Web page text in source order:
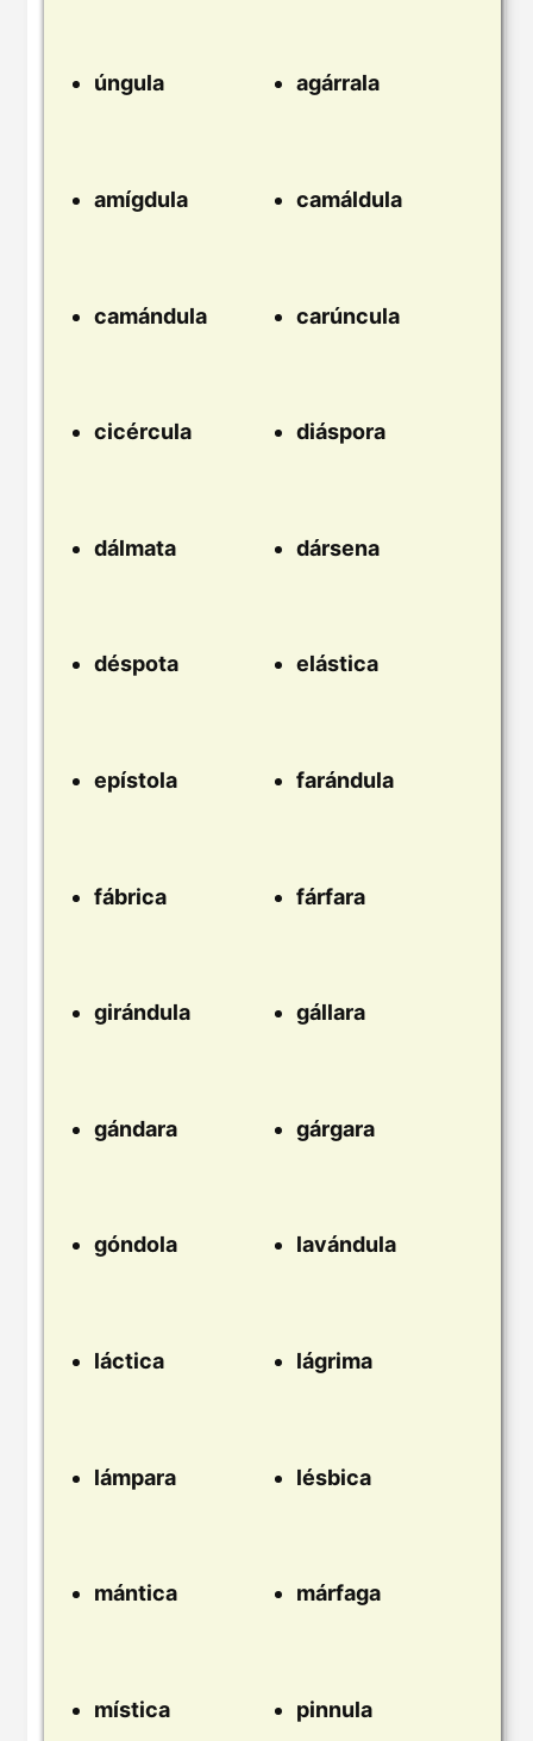
úngula agárrala
amígdula camáldula
camándula carúncula
cicércula diáspora
dálmata dársena
déspota elástica
epístola farándula
fábrica fárfara
girándula gállara
gándara gárgara
góndola lavándula
láctica lágrima
lámpara lésbica
mántica márfaga
mística pinnula